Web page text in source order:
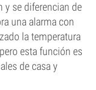
y se diferencian de
una alarma con
la temperatura
esta función es
de casa y